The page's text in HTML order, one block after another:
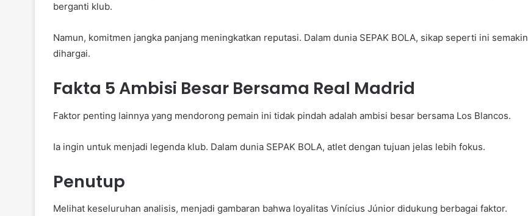
berganti klub.
Namun, komitmen jangka panjang meningkatkan reputasi. Dalam dunia SEPAK BOLA, sikap seperti ini semakin
dihargai.
Fakta 5 Ambisi Besar Bersama Real Madrid
Faktor penting lainnya yang mendorong pemain ini tidak pindah adalah ambisi besar bersama Los Blancos.
Ia ingin untuk menjadi legenda klub. Dalam dunia SEPAK BOLA, atlet dengan tujuan jelas lebih fokus.
Penutup
Melihat keseluruhan analisis, menjadi gambaran bahwa loyalitas Vinícius Júnior didukung berbagai faktor.